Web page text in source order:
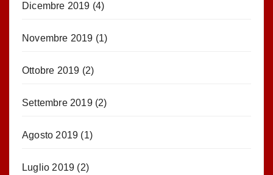
Dicembre 2019 (4)
Novembre 2019 (1)
Ottobre 2019 (2)
Settembre 2019(2)
Agosto 2019 (1)
Luglio 2019 (2)